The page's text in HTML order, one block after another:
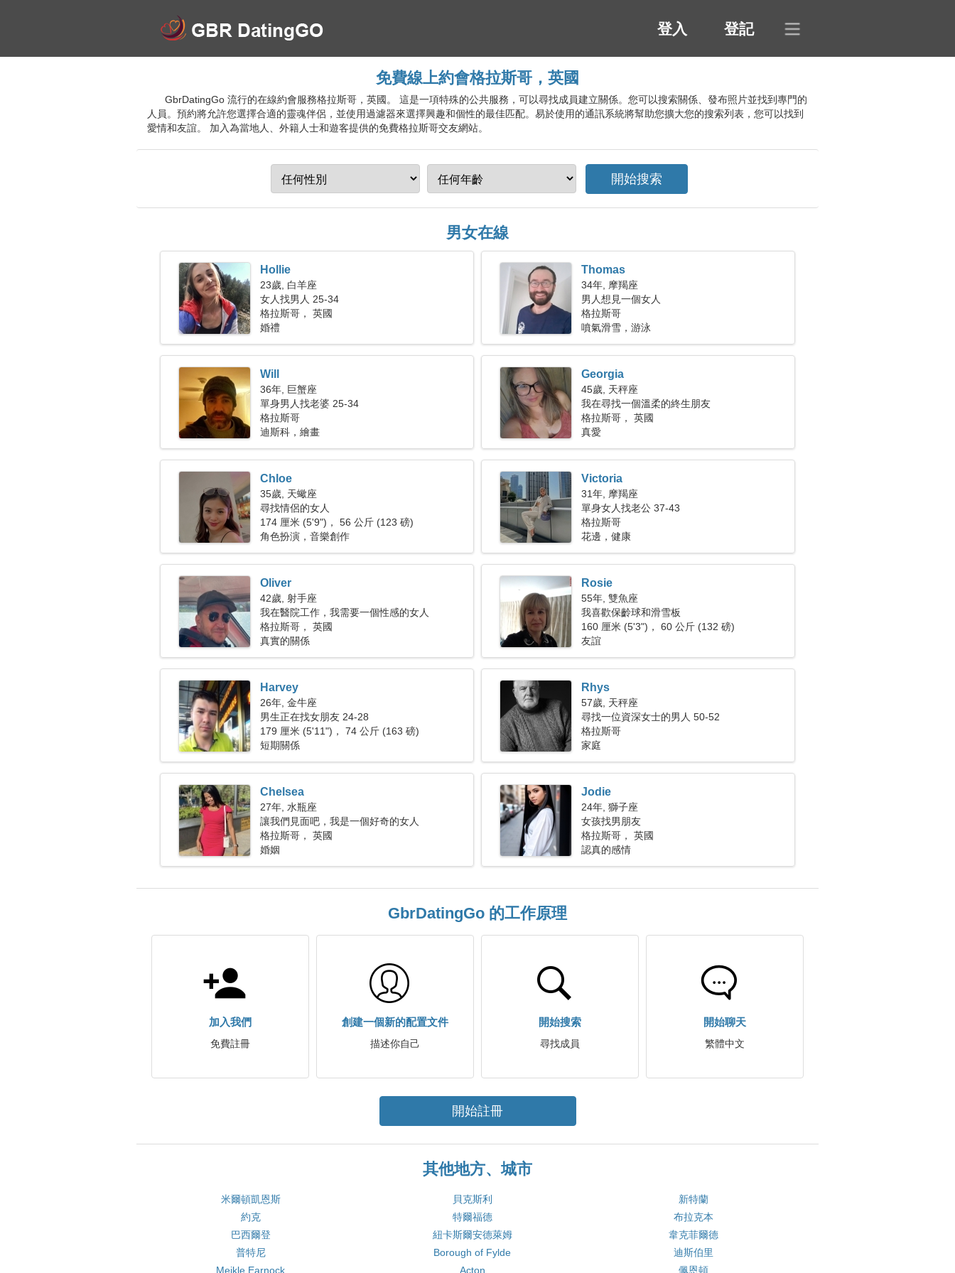
登入 登記
免費線上約會格拉斯哥，英國
GbrDatingGo 流行的在線約會服務格拉斯哥，英國。 這是一項特殊的公共服務，可以尋找成員建立關係。您可以搜索關係、發布照片並找到專門的
人員。預約將允許您選擇合適的靈魂伴侶，並使用過濾器來選擇興趣和個性的最佳匹配。易於使用的通訊系統將幫助您擴大您的搜索列表，您可以找到
愛情和友誼。 加入為當地人、外籍人士和遊客提供的免費格拉斯哥交友網站。
男女在線
Hollie
23歲, 白羊座
女人找男人 25-34
格拉斯哥， 英國
婚禮
Thomas
34年, 摩羯座
男人想見一個女人
格拉斯哥
噴氣滑雪，游泳
Will
36年, 巨蟹座
單身男人找老婆 25-34
格拉斯哥
迪斯科，繪畫
Georgia
45歲, 天秤座
我在尋找一個溫柔的終生朋友
格拉斯哥， 英國
真愛
Chloe
35歲, 天蠍座
尋找情侶的女人
174 厘米 (5'9")， 56 公斤 (123 磅)
角色扮演，音樂創作
Victoria
31年, 摩羯座
單身女人找老公 37-43
格拉斯哥
花邊，健康
Oliver
42歲, 射手座
我在醫院工作，我需要一個性感的女人
格拉斯哥， 英國
真實的關係
Rosie
55年, 雙魚座
我喜歡保齡球和滑雪板
160 厘米 (5'3")， 60 公斤 (132 磅)
友誼
Harvey
26年, 金牛座
男生正在找女朋友 24-28
179 厘米 (5'11")， 74 公斤 (163 磅)
短期關係
Rhys
57歲, 天秤座
尋找一位資深女士的男人 50-52
格拉斯哥
家庭
Chelsea
27年, 水瓶座
讓我們見面吧，我是一個好奇的女人
格拉斯哥， 英國
婚姻
Jodie
24年, 獅子座
女孩找男朋友
格拉斯哥， 英國
認真的感情
GbrDatingGo 的工作原理
加入我們
免費註冊
創建一個新的配置文件
描述你自己
開始搜索
尋找成員
開始聊天
繁體中文
開始註冊
其他地方、城市
米爾頓凱恩斯 貝克斯利
新特蘭
約克
特爾福德
布拉克本
巴西爾登
紐卡斯爾安德萊姆
韋克菲爾德
普特尼
Borough of Fylde
迪斯伯里
Meikle Earnock
Acton 佩恩頓